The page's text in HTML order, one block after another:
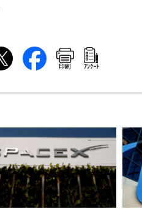
印刷 ｱﾝｹｰﾄ